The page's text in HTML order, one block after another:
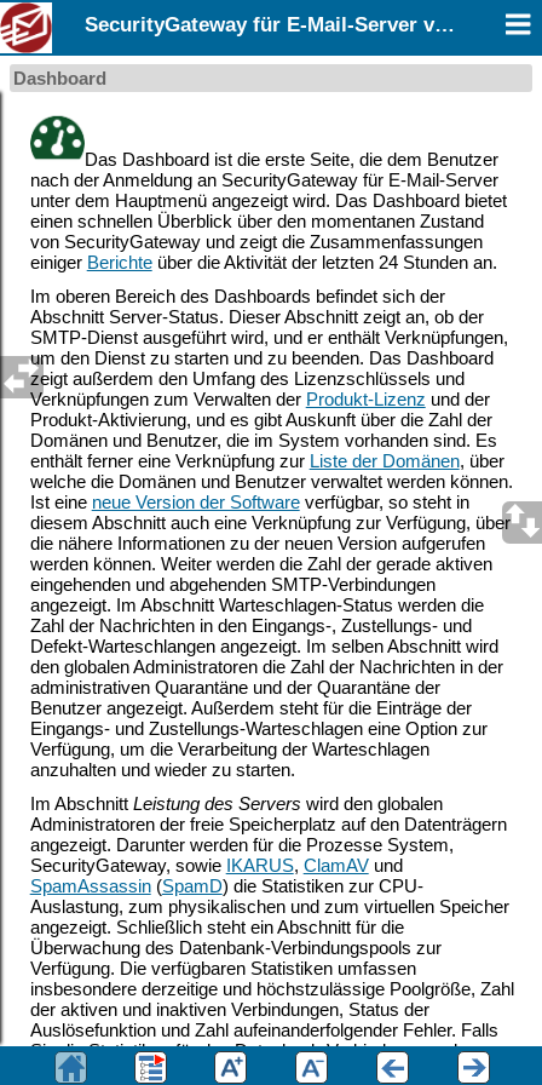
SecurityGateway für E-Mail-Server v12.0
Dashboard
Das Dashboard ist die erste Seite, die dem Benutzer
nach der Anmeldung an SecurityGateway für E-Mail-Server
unter dem Hauptmenü angezeigt wird. Das Dashboard bietet
einen schnellen Überblick über den momentanen Zustand
von SecurityGateway und zeigt die Zusammenfassungen
einiger Berichteüber die Aktivität der letzten 24 Stunden an.
Im oberen Bereich des Dashboards befindet sich der
Abschnitt Server-Status. Dieser Abschnitt zeigt an, ob der
SMTP-Dienst ausgeführt wird, und er enthält Verknüpfungen,
um den Dienst zu starten und zu beenden. Das Dashboard
zeigt außerdem den Umfang des Lizenzschlüssels und
Verknüpfungen zum Verwalten der Produkt-Lizenz und der
Produkt-Aktivierung, und es gibt Auskunft über die Zahl der
Domänen und Benutzer, die im System vorhanden sind. Es
enthält ferner eine Verknüpfung zur Liste der Domänen, über
welche die Domänen und Benutzer verwaltet werden können.
Ist eine neue Version der Softwareverfügbar, so steht in
diesem Abschnitt auch eine Verknüpfung zur Verfügung, über
die nähere Informationen zu der neuen Version aufgerufen
werden können. Weiter werden die Zahl der gerade aktiven
eingehenden und abgehenden SMTP-Verbindungen
angezeigt. Im Abschnitt Warteschlagen-Status werden die
Zahl der Nachrichten in den Eingangs-, Zustellungs- und
Defekt-Warteschlangen angezeigt. Im selben Abschnitt wird
den globalen Administratoren die Zahl der Nachrichten in der
administrativen Quarantäne und der Quarantäne der
Benutzer angezeigt. Außerdem steht für die Einträge der
Eingangs- und Zustellungs-Warteschlagen eine Option zur
Verfügung, um die Verarbeitung der Warteschlagen
anzuhalten und wieder zu starten.
Im Abschnitt Leistung des Servers wird den globalen
Administratoren der freie Speicherplatz auf den Datenträgern
angezeigt. Darunter werden für die Prozesse System,
SecurityGateway, sowie IKARUS, ClamAVund
SpamAssassin(SpamD) die Statistiken zur CPU-
Auslastung, zum physikalischen und zum virtuellen Speicher
angezeigt. Schließlich steht ein Abschnitt für die
Überwachung des Datenbank-Verbindungspools zur
Verfügung. Die verfügbaren Statistiken umfassen
insbesondere derzeitige und höchstzulässige Poolgröße, Zahl
der aktiven und inaktiven Verbindungen, Status der
Auslösefunktion und Zahl aufeinanderfolgender Fehler. Falls
Sie die Statistiken für den Datenbank-Verbindungspool aus
dem Dashboard ausblenden wollen, deaktivieren Sie unter